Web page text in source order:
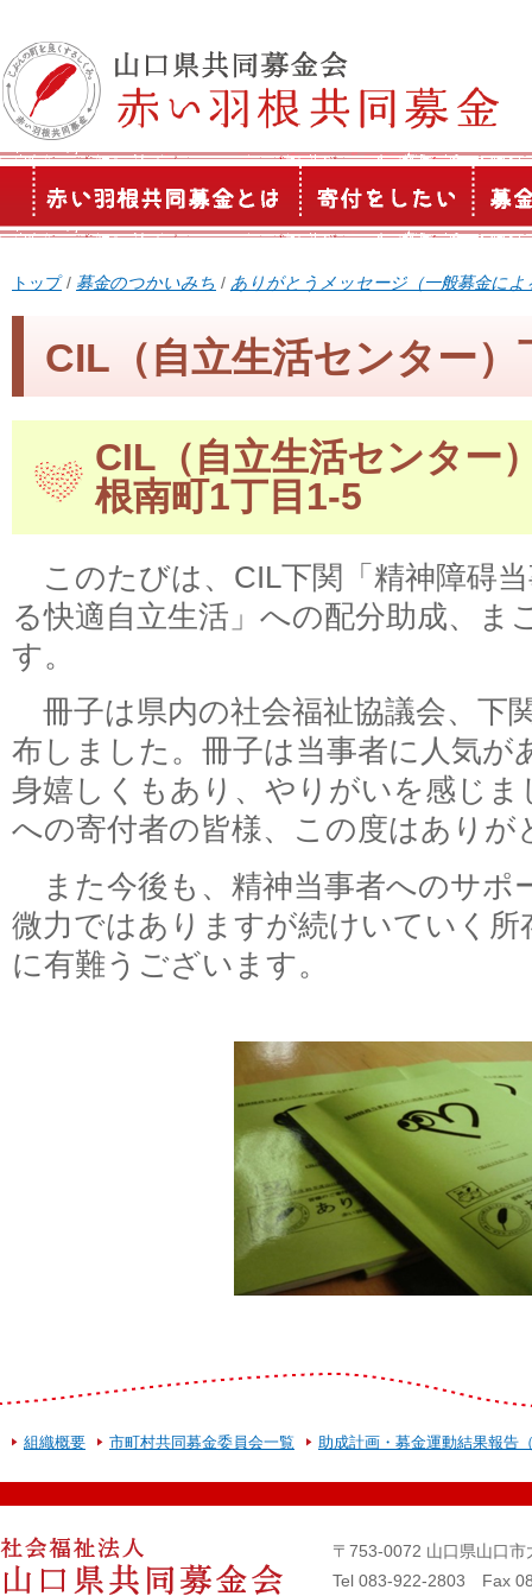
現
在
置：
トップ/ 募金のつかいみち / ありがとうメッセージ（一般募金によ
CIL（自立生活センター）
CIL（自立生活センター
根南町1丁目1-5
このたびは、CIL下関「精神障碍
る快適自立生活」への配分助成、ま
す。
冊子は県内の社会福祉協議会、下
布しました。冊子は当事者に人気が
身嬉しくもあり、やりがいを感じま
への寄付者の皆様、この度はありが
また今後も、精神当事者へのサポ
微力ではありますが続けいていく
に有難うございます。
組織概要 市町村共同募金委員会一覧 助成計画・募金運動結果報告
〒753-0072 山口県山口
Tel 083-922-2803 Fax